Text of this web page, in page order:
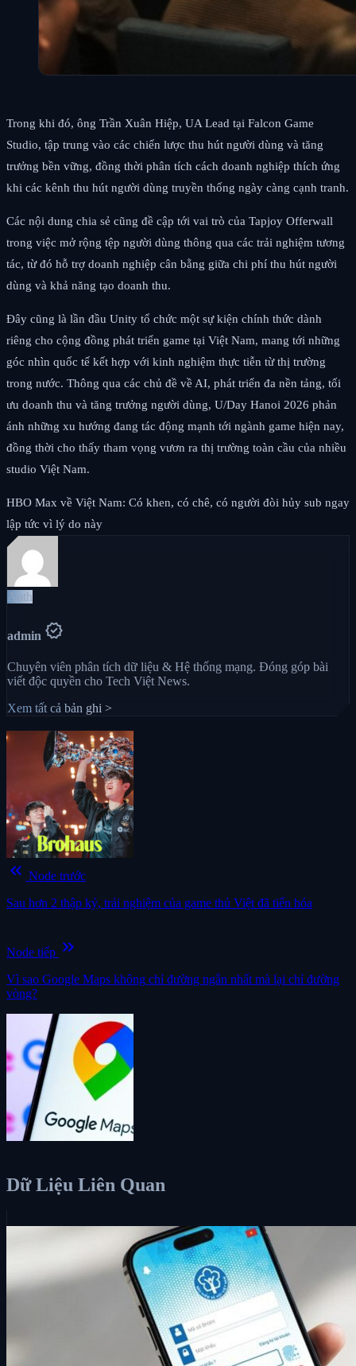
Trong khi đó, ông Trần Xuân Hiệp, UA Lead tại Falcon Game
Studio, tập trung vào các chiến lược thu hút người dùng và tăng
trưởng bền vững, đồng thời phân tích cách doanh nghiệp thích ứng
khi các kênh thu hút người dùng truyền thống ngày càng cạnh tranh.
Các nội dung chia sẻ cũng đề cập tới vai trò của Tapjoy Offerwall
trong việc mở rộng tệp người dùng thông qua các trải nghiệm tương
tác, từ đó hỗ trợ doanh nghiệp cân bằng giữa chi phí thu hút người
dùng và khả năng tạo doanh thu.
Đây cũng là lần đầu Unity tổ chức một sự kiện chính thức dành
riêng cho cộng đồng phát triển game tại Việt Nam, mang tới những
góc nhìn quốc tế kết hợp với kinh nghiệm thực tiễn từ thị trường
trong nước. Thông qua các chủ đề về AI, phát triển đa nền tảng, tối
ưu doanh thu và tăng trưởng người dùng, U/Day Hanoi 2026 phản
ánh những xu hướng đang tác động mạnh tới ngành game hiện nay,
đồng thời cho thấy tham vọng vươn ra thị trường toàn cầu của nhiều
studio Việt Nam.
HBO Max về Việt Nam: Có khen, có chê, có người đòi hủy sub ngay
lập tức vì lý do này
Auth
admin verified
Chuyên viên phân tích dữ liệu & Hệ thống mạng. Đóng góp bài
viết độc quyền cho Tech Việt News.
Xem tất cả bản ghi >
keyboard_double_arrow_left Node trước
Sau hơn 2 thập kỷ, trải nghiệm của game thủ Việt đã tiến hóa
Node tiếp keyboard_double_arrow_right
Vì sao Google Maps không chỉ đường ngắn nhất mà lại chỉ đường
vòng?
Dữ Liệu Liên Quan